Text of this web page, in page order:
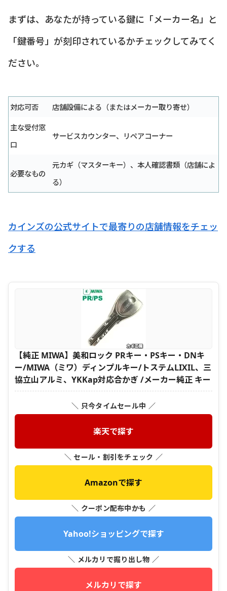
まずは、あなたが持っている鍵に「メーカー名」と
「鍵番号」が刻印されているかチェックしてみてく
ださい。
対応可否
店舗設備による（またはメーカー取り寄せ）
主な受付窓
口
サービスカウンター、リペアコーナー
必要なもの
元カギ（マスターキー）、本人確認書類（店舗によ
る）
カインズの公式サイトで最寄りの店舗情報をチェッ
クする
【純正 MIWA】美和ロック PRキー・PSキー・DNキ
ー/MIWA（ミワ）ディンプルキー/トステムLIXIL、三
協立山アルミ、YKKap対応合かぎ /メーカー純正 キー
＼ 只今タイムセール中 ／
楽天で探す
＼ セール・割引をチェック ／
Amazonで探す
＼ クーポン配布中かも ／
Yahoo!ショッピングで探す
＼ メルカリで掘り出し物 ／
メルカリで探す